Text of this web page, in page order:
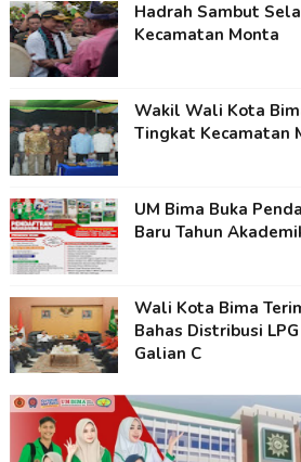
Hadrah Sambut
Kecamatan Monta
Wakil Wali Kota
Tingkat Kecamatan
UM Bima Buka
Baru Tahun
Wali Kota Bima
Bahas Distribusi
Galian C